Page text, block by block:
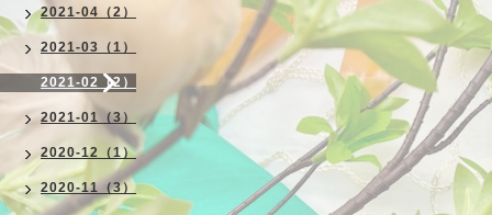
2021-04（2）
2021-03（1）
2021-02（2）
2021-01（3）
2020-12（1）
2020-11（3）